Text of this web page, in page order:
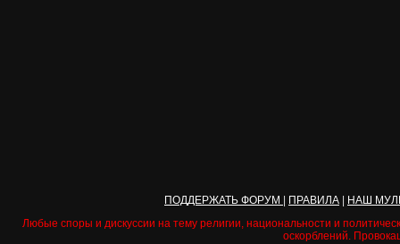
ПОДДЕРЖАТЬ ФОРУМ ПРАВИЛА
НАШ
Любые споры и дискуссии на тему религии, национальности и
оскорблений.